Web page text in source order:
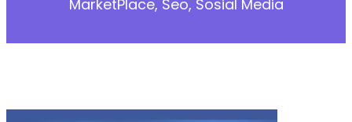
MarketPlace, Seo, Sosial Media